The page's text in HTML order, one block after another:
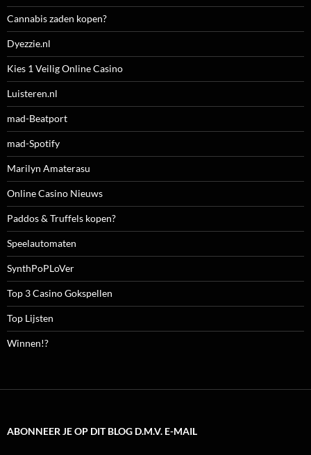
Cannabis zaden kopen?
Dyezzie.nl
Kies 1 Veilig Online Casino
Luisteren.nl
mad-Beatport
mad-Spotify
Marilyn Amaterasu
Online Casino Nieuws
Paddos & Truffels kopen?
Speelautomaten
SynthPoPLoVer
Top 3 Casino Gokspellen
Top Lijsten
Winnen!?
ABONNEER JE OP DIT BLOG D.M.V. E-MAIL